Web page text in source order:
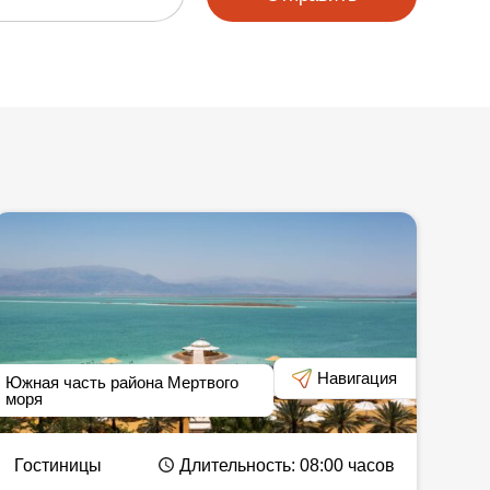
Южная часть района Мертвого
моря
Навигация
Гостиницы Длительность: 08:00 часов